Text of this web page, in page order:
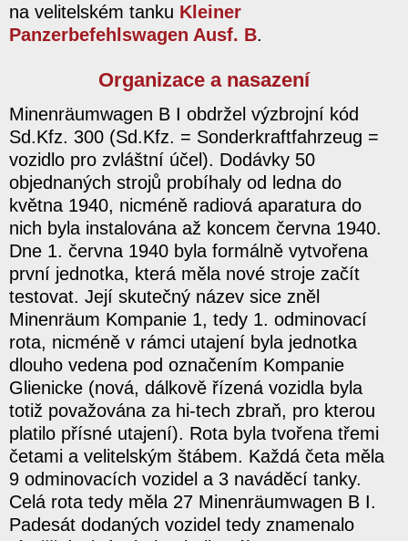
na velitelském tanku Kleiner
Panzerbefehlswagen Ausf. B.
Organizace a nasazení
Minenräumwagen B I obdržel výzbrojní kód
Sd.Kfz. 300 (Sd.Kfz. = Sonderkraftfahrzeug =
vozidlo pro zvláštní účel). Dodávky 50
objednaných strojů probíhaly od ledna do
května 1940, nicméně radiová aparatura do
nich byla instalována až koncem června 1940.
Dne 1. června 1940 byla formálně vytvořena
první jednotka, která měla nové stroje začít
testovat. Její skutečný název sice zněl
Minenräum Kompanie 1, tedy 1. odminovací
rota, nicméně v rámci utajení byla jednotka
dlouho vedena pod označením Kompanie
Glienicke (nová, dálkově řízená vozidla byla
totiž považována za hi-tech zbraň, pro kterou
platilo přísné utajení). Rota byla tvořena třemi
četami a velitelským štábem. Každá četa měla
9 odminovacích vozidel a 3 naváděcí tanky.
Celá rota tedy měla 27 Minenräumwagen B I.
Padesát dodaných vozidel tedy znamenalo